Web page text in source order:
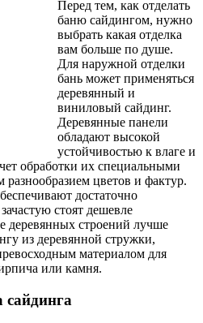
Перед тем, как отделать
баню сайдингом, нужно
выбрать какая отделка
вам больше по душе.
Для наружной отделки
бань может применяться
деревянный и
виниловый сайдинг.
Деревянные панели
обладают высокой
устойчивостью к влаге и
обработки их специальными
цветов и фактур.
достаточно
стоят дешевле
деревянных строений лучше
из деревянной стружки,
материалом для
или камня.
сайдинга